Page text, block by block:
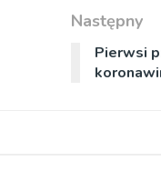
Następny
Pierwsi